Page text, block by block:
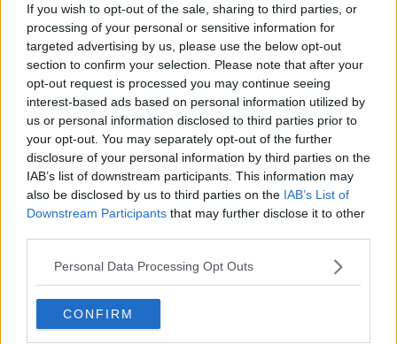
If you wish to opt-out of the sale, sharing to third parties, or
processing of your personal or sensitive information for
targeted advertising by us, please use the below opt-out
section to confirm your selection. Please note that after your
opt-out request is processed you may continue seeing
interest-based ads based on personal information utilized by
us or personal information disclosed to third parties prior to
your opt-out. You may separately opt-out of the further
disclosure of your personal information by third parties on the
IAB’s list of downstream participants. This information may
also be disclosed by us to third parties on the IAB’s List of
Downstream Participants that may further disclose it to other
Personal Data Processing Opt Outs
CONFIRM
Esequie solenni
Nostalgia del sangue blu
Teste calde
Non avere e non essere
Armiamoci e... avviatevi
Da Capodanno a Carnevale
Schizzi di fango
Sor-riso amaro
Fine anno al ristorante
La festa di Capodanno
Natale 2024
Re e regnanti
Come rubare allo stato e vivere felici
Una performance
Il compagno
​Io (allo specchio)
Tramonto
Passato, presente, futuro